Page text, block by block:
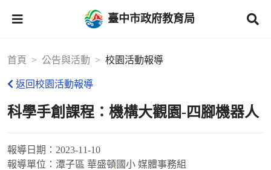
臺中市政府教育局
首頁 公告與活動 校園活動報導
返回校園活動報導
科學手創課程：機構大觀園-四腳機器人
報導日期： 2023-11-10
報導單位： 潭子區 華盛頓國小 媒體事務組